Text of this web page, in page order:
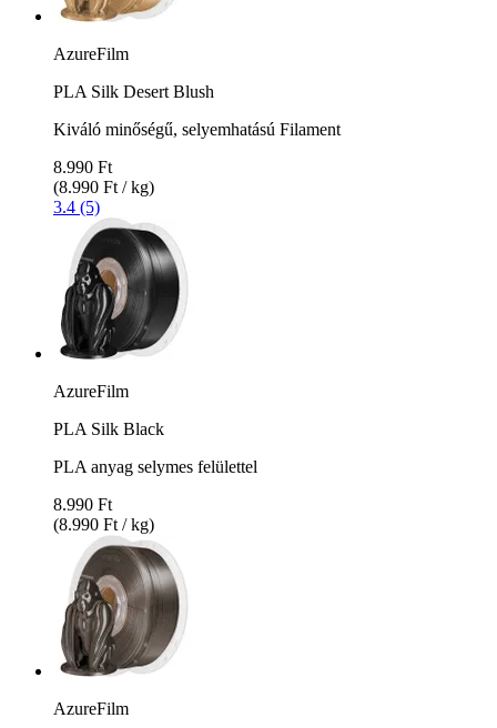
AzureFilm
PLA Silk Desert Blush
Kiváló minőségű, selyemhatású Filament
8.990 Ft
(8.990 Ft / kg)
3.4 (5)
AzureFilm
PLA Silk Black
PLA anyag selymes felülettel
8.990 Ft
(8.990 Ft / kg)
AzureFilm